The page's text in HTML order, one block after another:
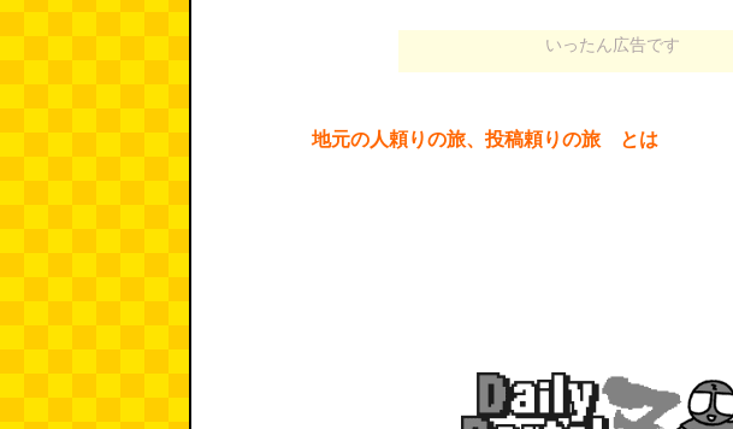
いったん広告です
地元の人頼りの旅、投稿頼りの旅 とは